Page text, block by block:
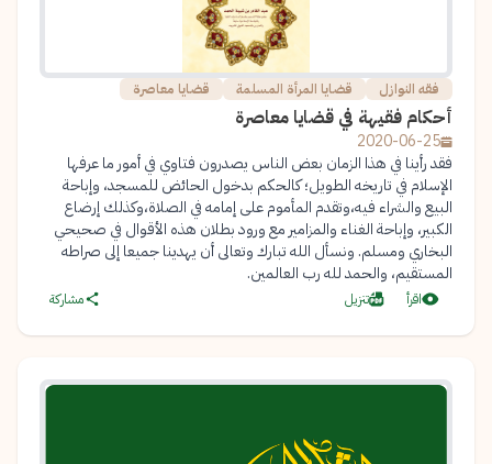
فقه النوازل قضايا المرأة المسلمة قضايا معاصرة
أحكام فقيهة في قضايا معاصرة
2020-06-25
فقد رأينا في هذا الزمان بعض الناس يصدرون فتاوي في أمور ما عرفها
الإسلام في تاريخه الطويل؛ كالحكم بدخول الحائض للمسجد، وإباحة
البيع والشراء فيه،وتقدم المأموم على إمامه في الصلاة،وكذلك إرضاع
الكبير، وإباحة الغناء والمزامير مع ورود بطلان هذه الأقوال في صحيحي
البخاري ومسلم. ونسأل الله تبارك وتعالى أن يهدينا جميعا إلى صراطه
المستقيم، والحمد لله رب العالمين.
اقرأ تنزيل مشاركة